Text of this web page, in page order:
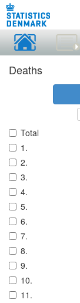
Deaths
Total
1.
2.
3.
4.
5.
6.
7.
8.
9.
10.
11.